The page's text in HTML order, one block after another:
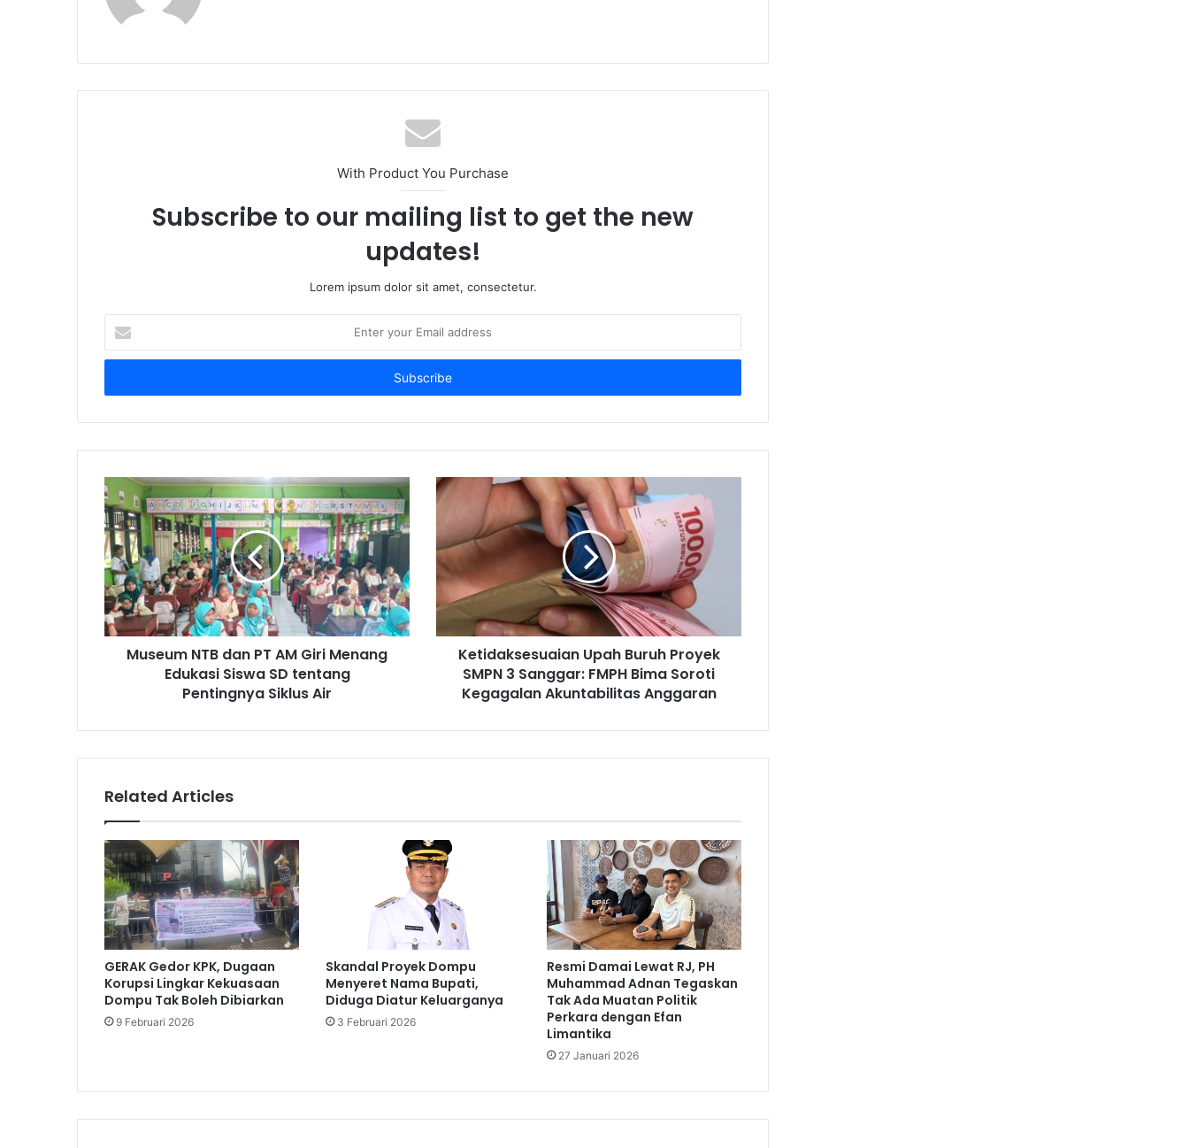
With Product You Purchase
Subscribe to our mailing list to get the new
updates!
Lorem ipsum dolor sit amet, consectetur.
your
Email
Museum NTB dan PT AM Giri Menang
Edukasi Siswa SD tentang
Pentingnya Siklus Air
Ketidaksesuaian Upah Buruh Proyek
SMPN 3 Sanggar: FMPH Bima Soroti
Kegagalan Akuntabilitas Anggaran
Related Articles
GERAK Gedor KPK, Dugaan
Korupsi Lingkar Kekuasaan
Dompu Tak Boleh Dibiarkan
9 Februari 2026
Skandal Proyek Dompu
Menyeret Nama Bupati,
Diduga Diatur Keluarganya
3 Februari 2026
Resmi Damai Lewat RJ, PH
Muhammad Adnan Tegaskan
Tak Ada Muatan Politik
Perkara dengan Efan
Limantika
27 Januari 2026